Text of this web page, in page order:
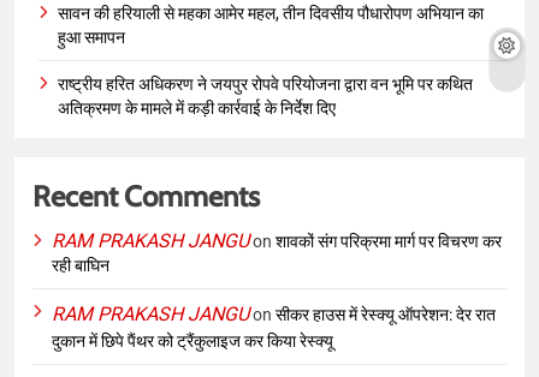
सावन की हरियाली से महका आमेर महल, तीन दिवसीय पौधारोपण अभियान का
हुआ समापन
राष्ट्रीय हरित अधिकरण ने जयपुर रोपवे परियोजना द्वारा वन भूमि पर कथित
अतिक्रमण के मामले में कड़ी कार्रवाई के निर्देश दिए
Recent Comments
RAM PRAKASH JANGUon शावकों संग परिक्रमा मार्ग पर विचरण कर
रही बाघिन
RAM PRAKASH JANGUon सीकर हाउस में रेस्क्यू ऑपरेशन: देर रात
दुकान में छिपे पैंथर को ट्रैंकुलाइज कर किया रेस्क्यू